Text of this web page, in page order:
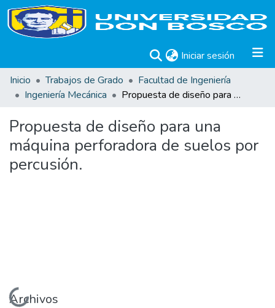
Iniciar sesión (current)
Inicio
Trabajos de Grado
Facultad de Ingeniería
Ingeniería Mecánica
Propuesta de diseño para una máquina perforadora de suelos por percusión.
Propuesta de diseño para una
máquina perforadora de suelos por
percusión.
Archivos